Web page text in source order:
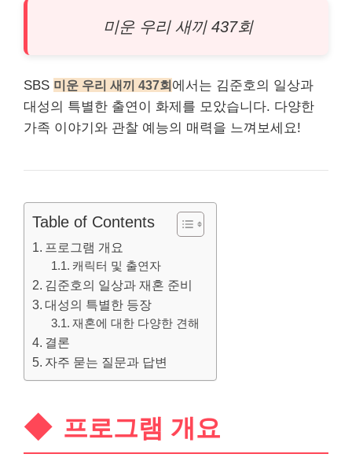
미운 우리 새끼 437회
SBS 미운 우리 새끼 437회에서는 김준호의 일상과
대성의 특별한 출연이 화제를 모았습니다. 다양한
가족 이야기와 관찰 예능의 매력을 느껴보세요!
Table of Contents
프로그램 개요
캐릭터 및 출연자
김준호의 일상과 재혼 준비
대성의 특별한 등장
재혼에 대한 다양한 견해
결론
자주 묻는 질문과 답변
프로그램 개요